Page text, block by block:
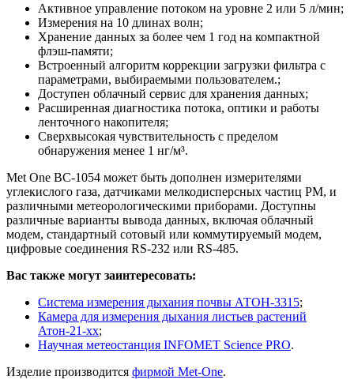
Активное управление потоком на уровне 2 или 5 л/мин;
Измерения на 10 длинах волн;
Хранение данных за более чем 1 год на компактной
флэш-памяти;
Встроенный алгоритм коррекции загрузки фильтра с
параметрами, выбираемыми пользователем.;
Доступен облачный сервис для хранения данных;
Расширенная диагностика потока, оптики и работы
ленточного накопителя;
Сверхвысокая чувствительность с пределом
обнаружения менее 1 нг/м³.
Met One BC-1054 может быть дополнен измерителями
углекислого газа, датчиками мелкодисперсных частиц PM, и
различными метеорологическими приборами. Доступны
различные варианты вывода данных, включая облачный
модем, стандартный сотовый или коммутируемый модем,
цифровые соединения RS-232 или RS-485.
Вас также могут заинтересовать:
Система измерения дыхания почвы АТОН-3315;
Камера для измерения дыхания листьев растений
Атон-21-xx;
Научная метеостанция INFOMET Scienсe PRO.
Изделие производится фирмой Met-One.